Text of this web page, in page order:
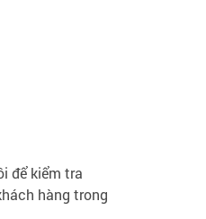
để kiểm tra
hàng trong